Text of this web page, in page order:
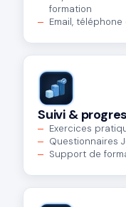
formation
Email,
Suivi &
Exercices
Questionnaires
Support de